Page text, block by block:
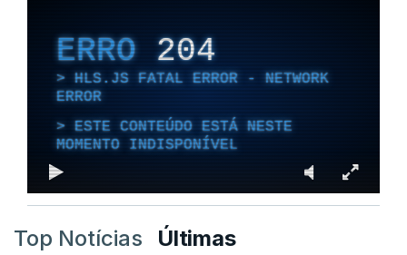
ERRO 204
HLS.JS FATAL ERROR - NETWORK
ERROR
ESTE CONTEÚDO ESTÁ NESTE
MOMENTO INDISPONÍVEL
Top Notícias Últimas